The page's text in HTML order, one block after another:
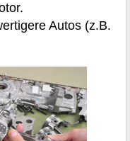
Autos (z.B.